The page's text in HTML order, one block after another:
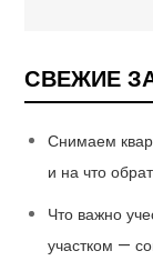
СВЕЖИЕ
Снимаем
и на что
Что важно
участком —